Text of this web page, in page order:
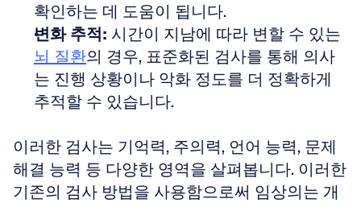
확인하는 데 도움이 됩니다.
변화 추적:
뇌 질환의 경우, 표준화된 검사를 통해 의사
는 진행 상황이나 악화 정도를 더 정확하게
추적할 수 있습니다.
이러한 검사는 기억력, 주의력, 언어 능력, 문제
해결 능력 등 다양한 영역을 살펴봅니다. 이러한
기존의 검사 방법을 사용함으로써 임상의는 개